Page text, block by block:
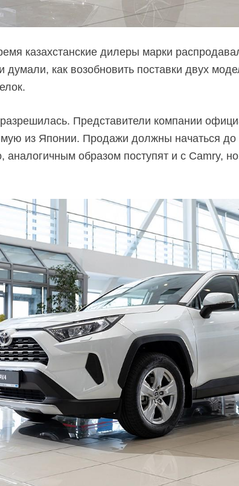
казахстанские дилеры марки
думали, как возобновить поставки двух
Представители компании
из Японии. Продажи должны начаться до
аналогичным образом поступят и с Camry,